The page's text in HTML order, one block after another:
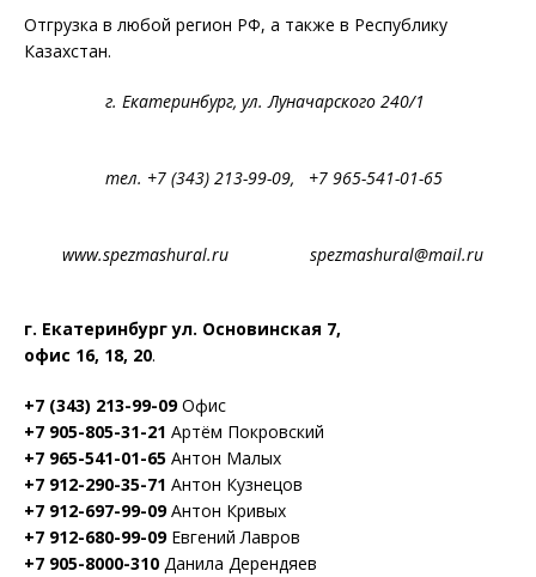
Отгрузка в любой регион РФ, а также в Республику
Казахстан.
г. Екатеринбург, ул. Луначарского 240/1
тел. +7 (343) 213-99-09, +7 965-541-01-65
www.spezmashural.ru spezmashural@mail.ru
г. Екатеринбург ул. Основинская 7,
офис 16, 18, 20.
+7 (343) 213-99-09Офис
+7 905-805-31-21 Артём Покровский
+7 965-541-01-65 Антон Малых
+7 912-290-35-71 Антон Кузнецов
+7 912-697-99-09Антон Кривых
+7 912-680-99-09Евгений Лавров
+7 905-8000-310 Данила Дерендяев